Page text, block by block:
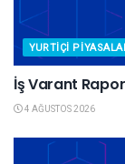
YURTIÇI
İş Varant
4 AĞUSTOS 2026